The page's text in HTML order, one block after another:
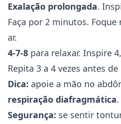
Exalação prolongada.
Faça por 2 minutos.
ar.
4-7-8 para relaxar. Inspire
Repita 3 a 4 vezes antes
Dica: apoie a mão no
respiração diafragmática.
Segurança: se sentir